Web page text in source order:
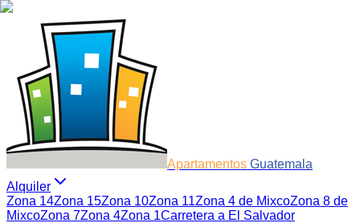
Apartamentos Guatemala
Alquiler
Zona 14Zona 15Zona 10Zona 11Zona 4 de MixcoZona 8 de
MixcoZona 7Zona 4Zona 1Carretera a El Salvador